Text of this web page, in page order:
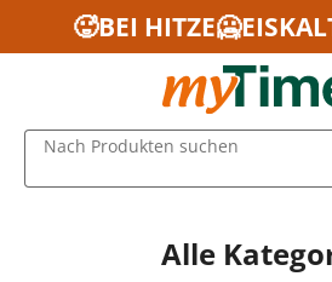
Zum Hauptinhalt springen
Zur Navigation springen
Zur Suche springen
🥵BEI
Nach Produkten suchen
Alle